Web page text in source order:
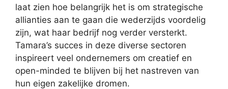
laat zien hoe belangrijk het is om strategische
allianties aan te gaan die wederzijds voordelig
zijn, wat haar bedrijf nog verder versterkt.
Tamara’s succes in deze diverse sectoren
inspireert veel ondernemers om creatief en
open-minded te blijven bij het nastreven van
hun eigen zakelijke dromen.